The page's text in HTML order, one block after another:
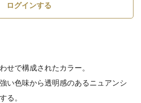
ログインする
せで構成されたカラー。
い色味から透明感のあるニュアンシ
る。